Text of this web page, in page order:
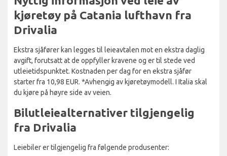
kjøretøy på Catania lufthavn fra
Drivalia
Ekstra sjåfører kan legges til leieavtalen mot en ekstra daglig
avgift, forutsatt at de oppfyller kravene og er til stede ved
utleietidspunktet. Kostnaden per dag for en ekstra sjåfør
starter fra 10,98 EUR. *Avhengig av kjøretøymodell. I Italia skal
du kjøre på høyre side av veien.
Bilutleiealternativer tilgjengelig
fra Drivalia
Leiebiler er tilgjengelig fra følgende produsenter: